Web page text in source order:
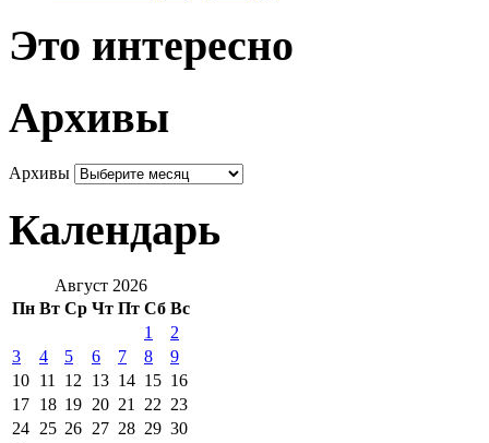
Это интересно
Архивы
Архивы
Календарь
Август 2026
Пн Вт Ср Чт Пт Сб Вс
1
2
3
4 5 6 7 8
9
10 11 12 13 14 15 16
17 18 19 20 21 22 23
24 25 26 27 28 29 30